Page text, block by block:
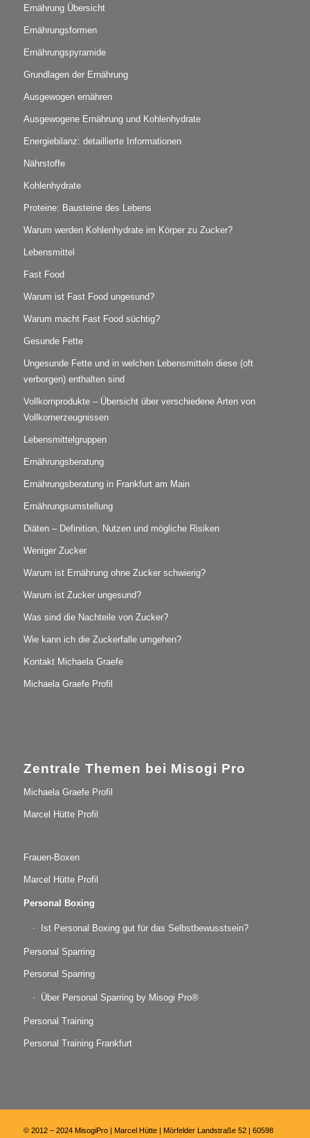
Ernährung Übersicht
Ernährungsformen
Ernährungspyramide
Grundlagen der Ernährung
Ausgewogen ernähren
Ausgewogene Ernährung und Kohlenhydrate
Energiebilanz: detaillierte Informationen
Nährstoffe
Kohlenhydrate
Proteine: Bausteine des Lebens
Warum werden Kohlenhydrate im Körper zu Zucker?
Lebensmittel
Fast Food
Warum ist Fast Food ungesund?
Warum macht Fast Food süchtig?
Gesunde Fette
Ungesunde Fette und in welchen Lebensmitteln diese (oft
verborgen) enthalten sind
Vollkornprodukte – Übersicht über verschiedene Arten von
Vollkornerzeugnissen
Lebensmittelgruppen
Ernährungsberatung
Ernährungsberatung in Frankfurt am Main
Ernährungsumstellung
Diäten – Definition, Nutzen und mögliche Risiken
Weniger Zucker
Warum ist Ernährung ohne Zucker schwierig?
Warum ist Zucker ungesund?
Was sind die Nachteile von Zucker?
Wie kann ich die Zuckerfalle umgehen?
Kontakt Michaela Graefe
Michaela Graefe Profil
Zentrale Themen bei Misogi Pro
Michaela Graefe Profil
Marcel Hütte Profil
Frauen-Boxen
Marcel Hütte Profil
Personal Boxing
Ist Personal Boxing gut für das Selbstbewusstsein?
Personal Sparring
Personal Sparring
Über Personal Sparring by Misogi Pro®
Personal Training
Personal Training Frankfurt
© 2012 – 2024 MisogiPro | Marcel Hütte | Mörfelder Landstraße 52 | 60598